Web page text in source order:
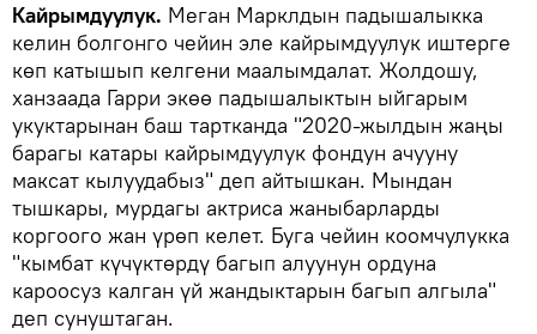
Кайрымдуулук. Меган Марклдын падышалыкка
келин болгонго чейин эле кайрымдуулук иштерге
көп катышып келгени маалымдалат. Жолдошу,
ханзаада Гарри экөө падышалыктын ыйгарым
укуктарынан баш тартканда "2020-жылдын жаңы
барагы катары кайрымдуулук фондун ачууну
максат кылуудабыз" деп айтышкан. Мындан
тышкары, мурдагы актриса жаныбарларды
коргоого жан үрөп келет. Буга чейин коомчулукка
"кымбат күчүктөрдү багып алуунун ордуна
кароосуз калган үй жандыктарын багып алгыла"
деп сунуштаган.